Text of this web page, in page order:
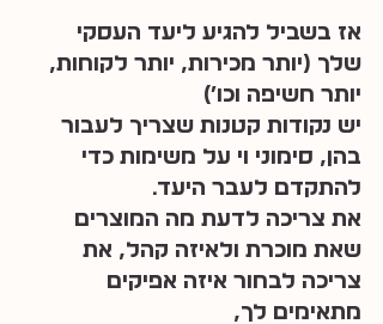
אז בשביל להגיע ליעד העסקי
שלך (יותר מכירות, יותר לקוחות,
יותר חשיפה וכו׳)
יש נקודות קטנות שצריך לעבור
בהן, סימוני וי על משימות כדי
להתקדם לעבר היעד.
את צריכה לדעת מה המוצרים
שאת מוכרת ולאיזה קהל, את
צריכה לבחור איזה אפיקים
מתאימים לך,